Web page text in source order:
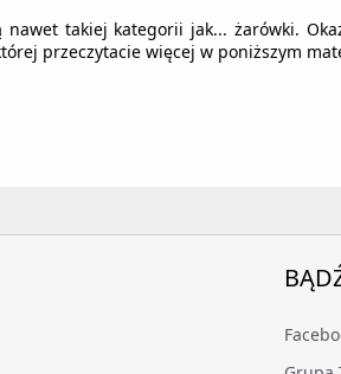
takiej kategorii jak... żarówki.
przeczytacie więcej w poniższym